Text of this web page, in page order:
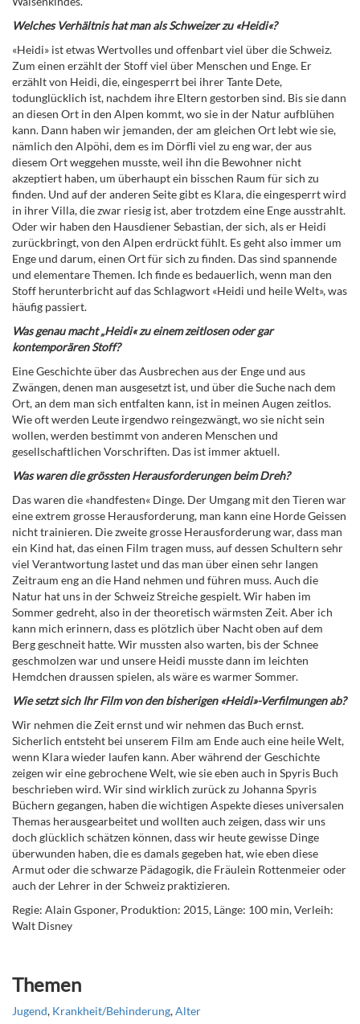
Welches Verhältnis hat man als Schweizer zu «Heidi«?
«Heidi» ist etwas Wertvolles und offenbart viel über die Schweiz.
Zum einen erzählt der Stoff viel über Menschen und Enge. Er
erzählt von Heidi, die, eingesperrt bei ihrer Tante Dete,
todunglücklich ist, nachdem ihre Eltern gestorben sind. Bis sie dann
an diesen Ort in den Alpen kommt, wo sie in der Natur aufblühen
kann. Dann haben wir jemanden, der am gleichen Ort lebt wie sie,
nämlich den Alpöhi, dem es im Dörfli viel zu eng war, der aus
diesem Ort weggehen musste, weil ihn die Bewohner nicht
akzeptiert haben, um überhaupt ein bisschen Raum für sich zu
finden. Und auf der anderen Seite gibt es Klara, die eingesperrt wird
in ihrer Villa, die zwar riesig ist, aber trotzdem eine Enge ausstrahlt.
Oder wir haben den Hausdiener Sebastian, der sich, als er Heidi
zurückbringt, von den Alpen erdrückt fühlt. Es geht also immer um
Enge und darum, einen Ort für sich zu finden. Das sind spannende
und elementare Themen. Ich finde es bedauerlich, wenn man den
Stoff herunterbricht auf das Schlagwort «Heidi und heile Welt», was
häufig passiert.
Was genau macht „Heidi« zu einem zeitlosen oder gar
kontemporären Stoff?
Eine Geschichte über das Ausbrechen aus der Enge und aus
Zwängen, denen man ausgesetzt ist, und über die Suche nach dem
Ort, an dem man sich entfalten kann, ist in meinen Augen zeitlos.
Wie oft werden Leute irgendwo reingezwängt, wo sie nicht sein
wollen, werden bestimmt von anderen Menschen und
gesellschaftlichen Vorschriften. Das ist immer aktuell.
Was waren die grössten Herausforderungen beim Dreh?
Das waren die «handfesten« Dinge. Der Umgang mit den Tieren war
eine extrem grosse Herausforderung, man kann eine Horde Geissen
nicht trainieren. Die zweite grosse Herausforderung war, dass man
ein Kind hat, das einen Film tragen muss, auf dessen Schultern sehr
viel Verantwortung lastet und das man über einen sehr langen
Zeitraum eng an die Hand nehmen und führen muss. Auch die
Natur hat uns in der Schweiz Streiche gespielt. Wir haben im
Sommer gedreht, also in der theoretisch wärmsten Zeit. Aber ich
kann mich erinnern, dass es plötzlich über Nacht oben auf dem
Berg geschneit hatte. Wir mussten also warten, bis der Schnee
geschmolzen war und unsere Heidi musste dann im leichten
Hemdchen draussen spielen, als wäre es warmer Sommer.
Wie setzt sich Ihr Film von den bisherigen «Heidi»-Verfilmungen ab?
Wir nehmen die Zeit ernst und wir nehmen das Buch ernst.
Sicherlich entsteht bei unserem Film am Ende auch eine heile Welt,
wenn Klara wieder laufen kann. Aber während der Geschichte
zeigen wir eine gebrochene Welt, wie sie eben auch in Spyris Buch
beschrieben wird. Wir sind wirklich zurück zu Johanna Spyris
Büchern gegangen, haben die wichtigen Aspekte dieses universalen
Themas herausgearbeitet und wollten auch zeigen, dass wir uns
doch glücklich schätzen können, dass wir heute gewisse Dinge
überwunden haben, die es damals gegeben hat, wie eben diese
Armut oder die schwarze Pädagogik, die Fräulein Rottenmeier oder
auch der Lehrer in der Schweiz praktizieren.
Regie: Alain Gsponer, Produktion: 2015, Länge: 100 min, Verleih:
Walt Disney
Themen
Jugend, Krankheit/Behinderung,Alter